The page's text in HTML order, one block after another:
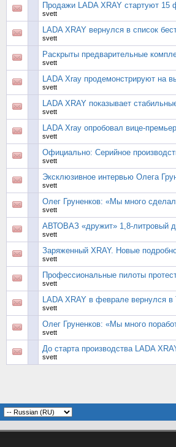
Продажи LADA XRAY стартуют 15
svett
LADA XRAY вернулся в список
svett
Раскрыты предварительные
svett
LADA Xray продемонстрируют на
svett
LADA XRAY показывает
svett
LADA Xray опробовал вице-
svett
Официально: Серийное
svett
Эксклюзивное интервью Олега
svett
Олег Груненков: «Мы много
svett
АВТОВАЗ «дружит» 1,8-литровый
svett
Заряженный XRAY. Новые
svett
Профессиональные пилоты
svett
LADA XRAY в феврале вернулся
svett
Олег Груненков: «Мы много
svett
До старта производства LADA
svett